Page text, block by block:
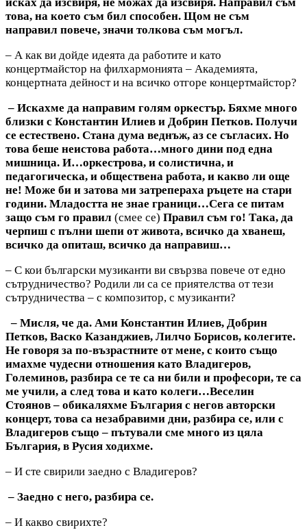
исках да изсвиря, не можах да изсвиря. Направил съм
това, на което съм бил способен. Щом не съм
направил повече, значи толкова съм могъл.
– А как ви дойде идеята да работите и като
концертмайстор на филхармонията – Академията,
концертната дейност и на всичко отгоре концертмайстор?
– Искахме да направим голям оркестър. Бяхме много
близки с Константин Илиев и Добрин Петков. Получи
се естествено. Стана дума веднъж, аз се съгласих. Но
това беше неистова работа…много дини под една
мишница. И…оркестрова, и солистична, и
педагогическа, и обществена работа, и какво ли още
не! Може би и затова ми затрепераха ръцете на стари
години. Младостта не знае граници…Сега се питам
защо съм го правил (смее се) Правил съм го! Така, да
черпиш с пълни шепи от живота, всичко да хванеш,
всичко да опиташ, всичко да направиш…
– С кои български музиканти ви свързва повече от едно
сътрудничество? Родили ли са се приятелства от тези
сътрудничества – с композитор, с музиканти?
– Мисля, че да. Ами Константин Илиев, Добрин
Петков, Васко Казанджиев, Лилчо Борисов, колегите.
Не говоря за по-възрастните от мене, с които също
имахме чудесни отношения като Владигеров,
Големинов, разбира се те са ни били и професори, те са
ме учили, а след това и като колеги…Веселин
Стоянов – обикаляхме България с негов авторски
концерт, това са незабравими дни, разбира се, или с
Владигеров също – пътували сме много из цяла
България, в Русия ходихме.
– И сте свирили заедно с Владигеров?
– Заедно с него, разбира се.
– И какво свирихте?